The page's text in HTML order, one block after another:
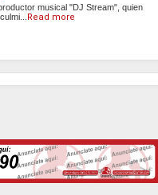
musical "DJ Stream", quien
Read more